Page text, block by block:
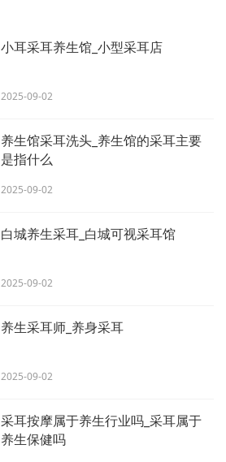
小耳采耳养生馆_小型采耳店
2025-09-02
养生馆采耳洗头_养生馆的采耳主要
是指什么
2025-09-02
白城养生采耳_白城可视采耳馆
2025-09-02
养生采耳师_养身采耳
2025-09-02
采耳按摩属于养生行业吗_采耳属于
养生保健吗